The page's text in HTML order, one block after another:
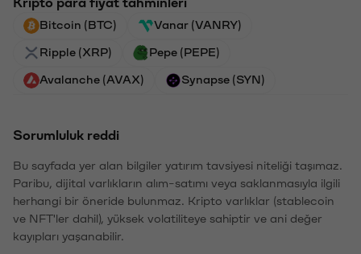
Kripto para fiyat tahminleri
Bitcoin (BTC) Vanar (VANRY)
Ripple (XRP) Pepe (PEPE)
Avalanche (AVAX) Synapse (SYN)
Sorumluluk reddi
Bu sayfada yer alan bilgiler yatırım tavsiyesi niteliği taşımaz.
Paribu, dijital varlıkların alım-satımı veya saklanmasıyla ilgili
herhangi bir öneride bulunmaz. Kripto varlıklar (stablecoin
ve NFT'ler dahil), yüksek volatiliteye sahiptir ve ani değer
kayıpları yaşanabilir.